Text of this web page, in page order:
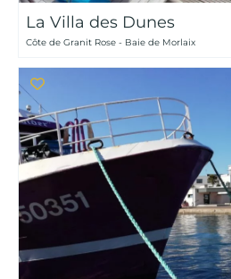
La Villa des Dunes
Côte de Granit Rose - Baie de Morlaix